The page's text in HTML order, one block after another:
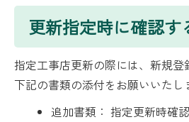
更新指定時に確認す
指定工事店更新の際には、新規登
下記の書類の添付をお願いいたし
追加書類： 指定更新時確